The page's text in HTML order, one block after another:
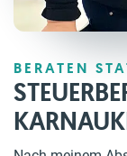
BERATEN